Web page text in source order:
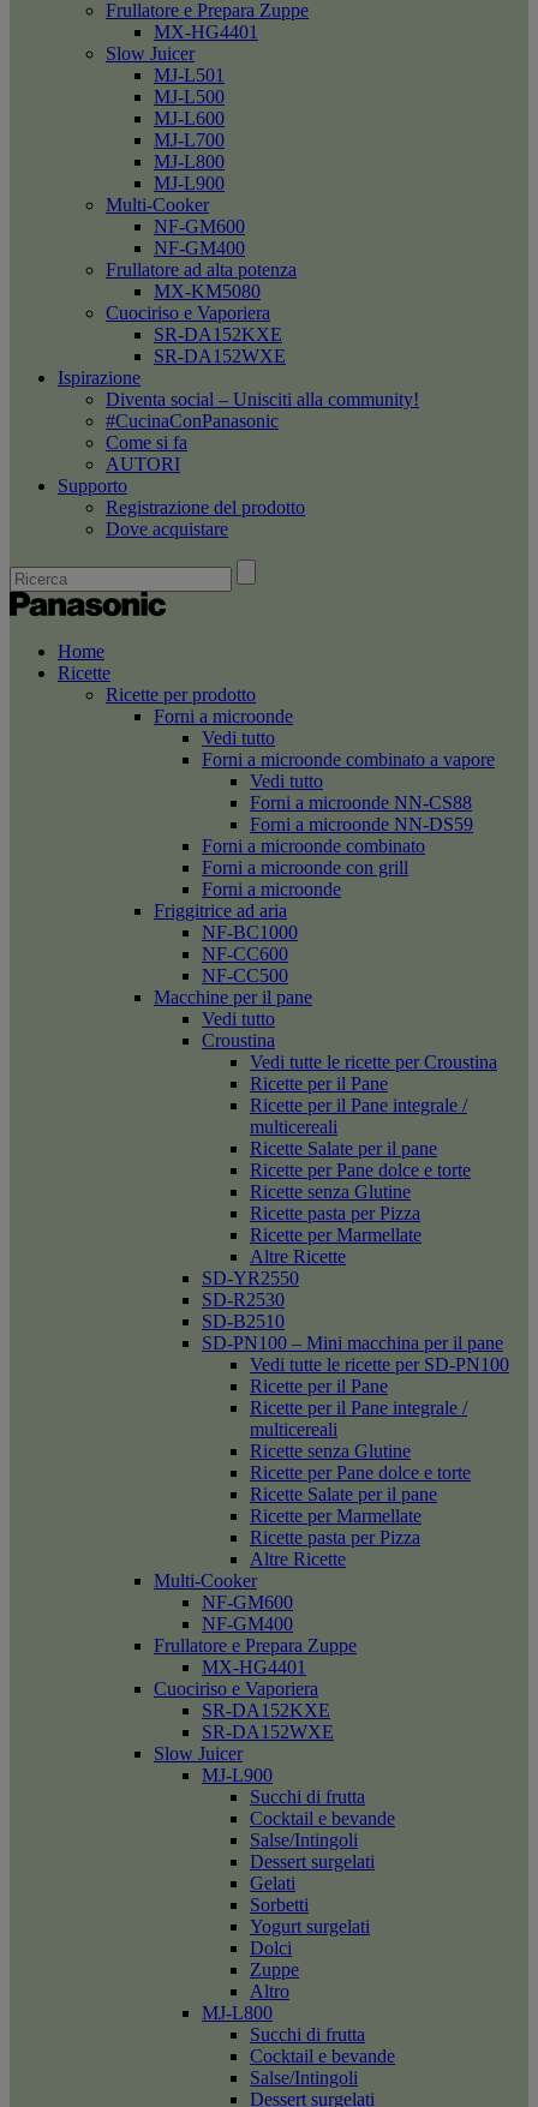
Frullatore e Prepara Zuppe
MX-HG4401
Slow Juicer
MJ-L501
MJ-L500
MJ-L600
MJ-L700
MJ-L800
MJ-L900
Multi-Cooker
NF-GM600
NF-GM400
Frullatore ad alta potenza
MX-KM5080
Cuociriso e Vaporiera
SR-DA152KXE
SR-DA152WXE
Ispirazione
Diventa social – Unisciti alla community!
#CucinaConPanasonic
Come si fa
AUTORI
Supporto
Registrazione del prodotto
Dove acquistare
Home
Ricette
Ricette per prodotto
Forni a microonde
Vedi tutto
Forni a microonde combinato a vapore
Vedi tutto
Forni a microonde NN-CS88
Forni a microonde NN-DS59
Forni a microonde combinato
Forni a microonde con grill
Forni a microonde
Friggitrice ad aria
NF-BC1000
NF-CC600
NF-CC500
Macchine per il pane
Vedi tutto
Croustina
Vedi tutte le ricette per Croustina
Ricette per il Pane
Ricette per il Pane integrale /
multicereali
Ricette Salate per il pane
Ricette per Pane dolce e torte
Ricette senza Glutine
Ricette pasta per Pizza
Ricette per Marmellate
Altre Ricette
SD-YR2550
SD-R2530
SD-B2510
SD-PN100 – Mini macchina per il pane
Vedi tutte le ricette per SD-PN100
Ricette per il Pane
Ricette per il Pane integrale /
multicereali
Ricette senza Glutine
Ricette per Pane dolce e torte
Ricette Salate per il pane
Ricette per Marmellate
Ricette pasta per Pizza
Altre Ricette
Multi-Cooker
NF-GM600
NF-GM400
Frullatore e Prepara Zuppe
MX-HG4401
Cuociriso e Vaporiera
SR-DA152KXE
SR-DA152WXE
Slow Juicer
MJ-L900
Succhi di frutta
Cocktail e bevande
Salse/Intingoli
Dessert surgelati
Gelati
Sorbetti
Yogurt surgelati
Dolci
Zuppe
Altro
MJ-L800
Succhi di frutta
Cocktail e bevande
Salse/Intingoli
Dessert surgelati